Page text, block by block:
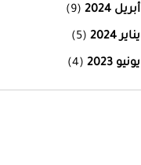
أبريل 2024 (9)
يناير 2024 (5)
يونيو 2023 (4)